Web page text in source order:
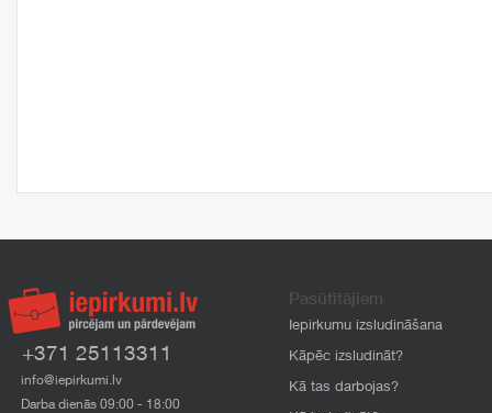
+371 25113311
info@iepirkumi.lv
Darba dienās 09:00 - 18:00
Pasūtītājiem
Iepirkumu izsludināšana
Kāpēc izsludināt?
Kā tas darbojas?